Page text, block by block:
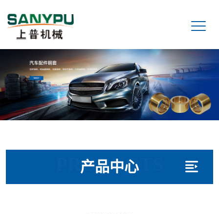
产品中心
PRODUCTS